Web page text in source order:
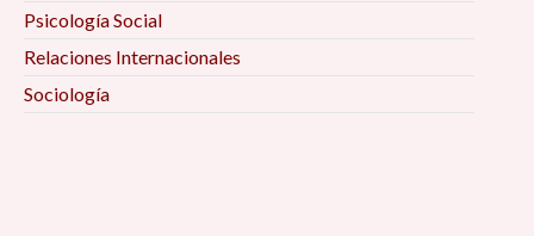
Psicología Social
Relaciones Internacionales
Sociología